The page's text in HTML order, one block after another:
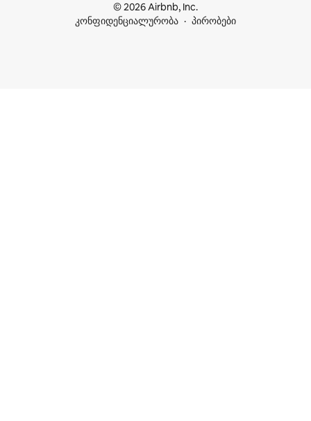
© 2026 Airbnb, Inc.
კონფიდენციალურობა
პირობები